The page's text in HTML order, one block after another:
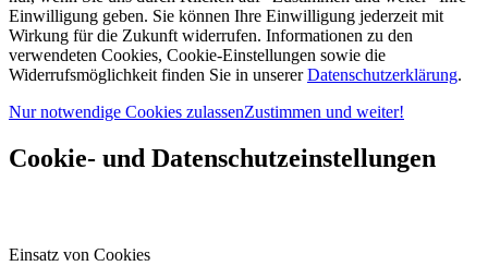
Einwilligung geben. Sie können Ihre Einwilligung jederzeit mit
Wirkung für die Zukunft widerrufen. Informationen zu den
verwendeten Cookies, Cookie-Einstellungen sowie die
Widerrufsmöglichkeit finden Sie in unsererDatenschutzerklärung.
Nur notwendige Cookies zulassenZustimmen und weiter!
Cookie- und Datenschutzeinstellungen
Einsatz von Cookies